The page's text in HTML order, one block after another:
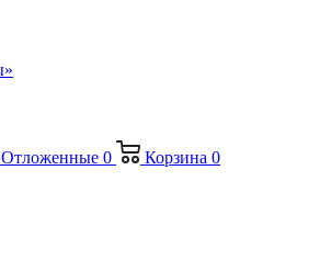
Отложенные 0 Корзина 0